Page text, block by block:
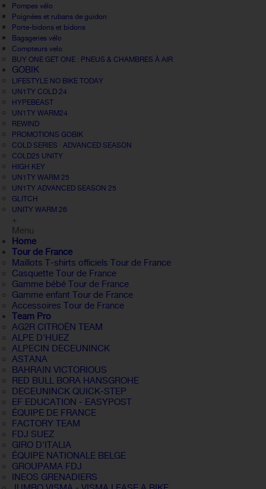
Pompes vélo
Poignées et rubans de guidon
Porte-bidons et bidons
Bagageries vélo
Compteurs velo
BUY ONE GET ONE : PNEUS & CHAMBRES À AIR
GOBIK
LIFESTYLE NO BIKE TODAY
UN1TY COLD 24
HYPEBEAST
UN1TY WARM24
REWIND
PROMOTIONS GOBIK
COLD SERIES · ADVANCED SEASON
COLD25 UNITY
HIGH KEY
UN1TY WARM 25
UN1TY ADVANCED SEASON 25
GLITCH
UNITY WARM 26
+
Menu
Home
Tour de France
Maillots T-shirts officiels Tour de France
Casquette Tour de France
Gamme bébé Tour de France
Gamme enfant Tour de France
Accessoires Tour de France
Team Pro
AG2R CITROËN TEAM
ALPE D'HUEZ
ALPECIN DECEUNINCK
ASTANA
BAHRAIN VICTORIOUS
RED BULL BORA HANSGROHE
DECEUNINCK QUICK-STEP
EF EDUCATION - EASYPOST
ÉQUIPE DE FRANCE
FACTORY TEAM
FDJ SUEZ
GIRO D'ITALIA
ÉQUIPE NATIONALE BELGE
GROUPAMA FDJ
INEOS GRENADIERS